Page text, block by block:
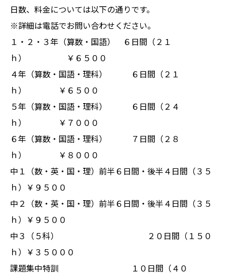
日数、料金については以下の通りです。
※詳細は電話でお問い合わせください。
１・２・３年（算数・国語） ６日間（２１
ｈ） ￥６５００
４年（算数・国語・理科） ６日間（２１
ｈ） ￥６５００
５年（算数・国語・理科） ６日間（２４
ｈ） ￥７０００
６年（算数・国語・理科） ７日間（２８
ｈ） ￥８０００
中１（数・英・国・理）前半６日間・後半４日間（３５
ｈ）￥９５００
中２（数・英・国・理）前半６日間・後半４日間（３５
ｈ）￥９５００
中３（５科） ２０日間（１５０
ｈ）￥３５０００
課題集中特訓 １０日間（４０